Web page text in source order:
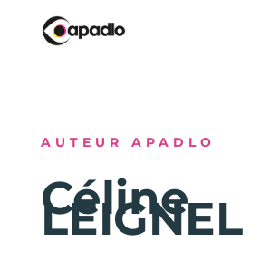
AUTEUR APADLO
Céline
LEIGNEL